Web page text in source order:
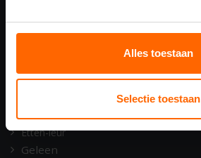
Alles toestaan
Selectie toestaan
Deventer
Emmen
Etten-leur
Geleen